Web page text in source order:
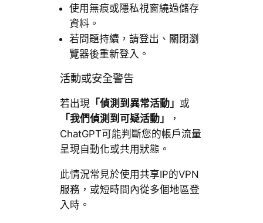
使用無痕或隱私視窗繞過儲存
資料。
若問題持續，請登出、關閉瀏
覽器後重新登入。
活動或安全警告
若出現 「偵測到異常活動」 或
「我們偵測到可疑活動」
，
ChatGPT可能判斷您的帳戶流量
呈現自動化或共用狀態。
此情況常見於使用共享IP的VPN
服務，或短時間內從多個地區登
入時。